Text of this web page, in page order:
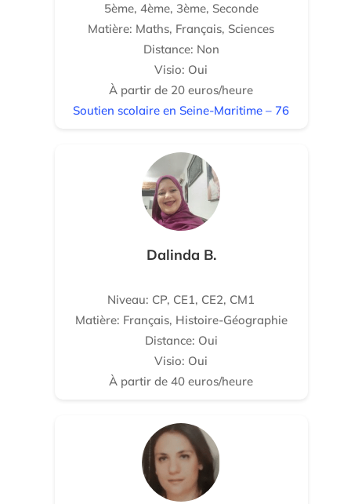
5ème, 4ème, 3ème, Seconde
Matière: Maths, Français, Sciences
Distance: Non
Visio: Oui
À partir de 20 euros/heure
Soutien scolaire en Seine-Maritime – 76
Dalinda B.
Niveau: CP, CE1, CE2, CM1
Matière: Français, Histoire-Géographie
Distance: Oui
Visio: Oui
À partir de 40 euros/heure